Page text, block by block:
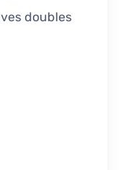
doubles